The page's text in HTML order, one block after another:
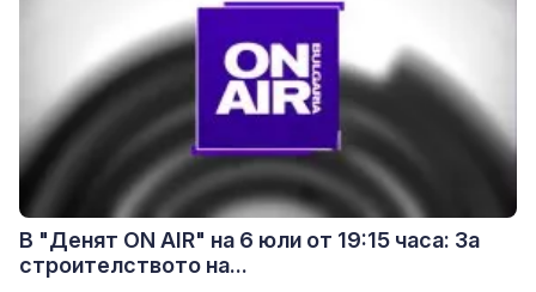
В "Денят ON AIR" на 6 юли от 19:15 часа: За
строителството на...